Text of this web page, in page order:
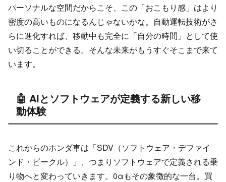
パーソナルな空間だからこそ、この「おこもり感」はより
密度の高いものになるんじゃないかな。自動運転技術がさ
らに進化すれば、移動中も完全に「自分の時間」として使
い切ることができる。そんな未来がもうすぐそこまで来て
います。
🤖 AIとソフトウェアが定義する新しい移
動体験
これからのホンダ車は「SDV（ソフトウェア・デファイ
ンド・ビークル）」、つまりソフトウェアで定義される乗
り物へと変わっていきます。0αもその象徴的な一台。買